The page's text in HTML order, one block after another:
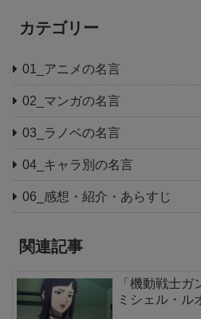
カテゴリー
01_アニメの名言
02_マンガの名言
03_ラノベの名言
04_キャラ別の名言
06_感想・紹介・あらすじ
関連記事
「機動戦士ガ
ミシェル・ル